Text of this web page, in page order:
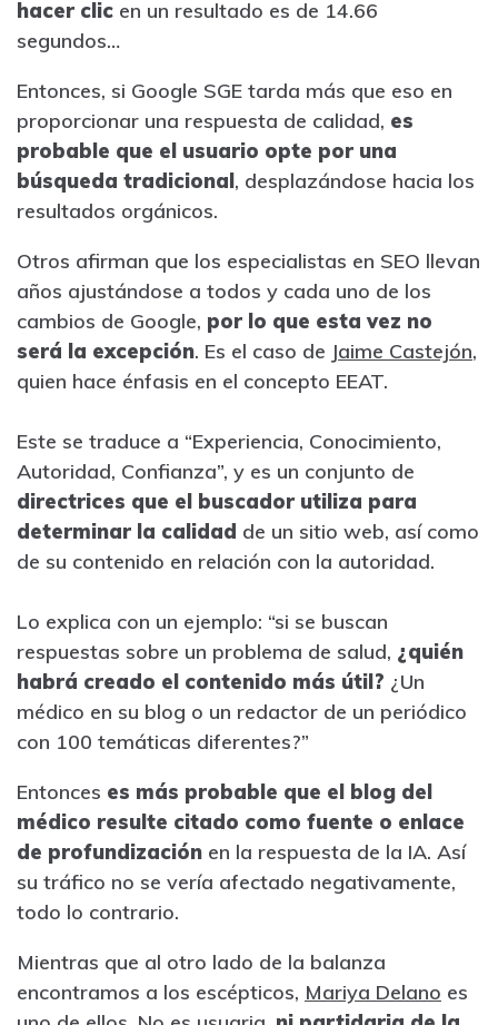
hacer clic en un resultado es de 14.66
segundos…
Entonces, si Google SGE tarda más que eso en
proporcionar una respuesta de calidad, es
probable que el usuario opte por una
búsqueda tradicional, desplazándose hacia los
resultados orgánicos.
Otros afirman que los especialistas en SEO llevan
años ajustándose a todos y cada uno de los
cambios de Google, por lo que esta vez no
será la excepción. Es el caso de Jaime Castejón,
quien hace énfasis en el concepto EEAT.
Este se traduce a “Experiencia, Conocimiento,
Autoridad, Confianza”, y es un conjunto de
directrices que el buscador utiliza para
determinar la calidad de un sitio web, así como
de su contenido en relación con la autoridad.
Lo explica con un ejemplo: “si se buscan
respuestas sobre un problema de salud, ¿quién
habrá creado el contenido más útil? ¿Un
médico en su blog o un redactor de un periódico
con 100 temáticas diferentes?”
Entonces es más probable que el blog del
médico resulte citado como fuente o enlace
de profundización en la respuesta de la IA. Así
su tráfico no se vería afectado negativamente,
todo lo contrario.
Mientras que al otro lado de la balanza
encontramos a los escépticos, Mariya Delano es